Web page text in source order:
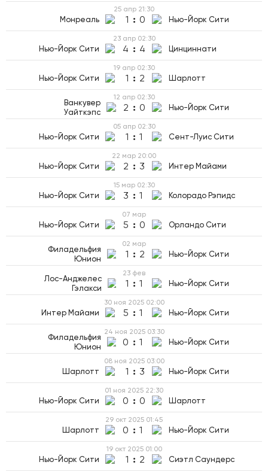
25 апр 21:30
Монреаль 1 : 0 Нью-Йорк Сити
23 апр 02:30
Нью-Йорк Сити 4 : 4 Цинциннати
19 апр 02:30
Нью-Йорк Сити 1 : 2 Шарлотт
12 апр 02:30
Ванкувер
Уайткэпс
2 : 0 Нью-Йорк Сити
05 апр 02:30
Нью-Йорк Сити 1 : 1 Сент-Луис Сити
22 мар 20:00
Нью-Йорк Сити 2 : 3 Интер Майами
15 мар 02:30
Нью-Йорк Сити 3 : 1 Колорадо Рэпидс
07 мар
Нью-Йорк Сити 5 : 0 Орландо Сити
02 мар
Филадельфия
Юнион
1 : 2 Нью-Йорк Сити
23 фев
Лос-Анджелес
Гэлакси
1 : 1 Нью-Йорк Сити
30 ноя 2025 02:00
Интер Майами 5 : 1 Нью-Йорк Сити
24 ноя 2025 03:30
Филадельфия
Юнион
0 : 1 Нью-Йорк Сити
08 ноя 2025 03:00
Шарлотт 1 : 3 Нью-Йорк Сити
01 ноя 2025 22:30
Нью-Йорк Сити 0 : 0 Шарлотт
29 окт 2025 01:45
Шарлотт 0 : 1 Нью-Йорк Сити
19 окт 2025 01:00
Нью-Йорк Сити 1 : 2 Сиэтл Саундерс